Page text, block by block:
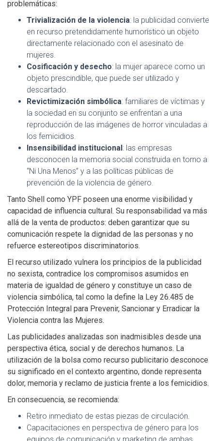
problemáticas:
Trivialización de la violencia: la publicidad convierte
en recurso pretendidamente humorístico un objeto
directamente relacionado con el asesinato de
mujeres.
Cosificación y desecho: la mujer aparece como un
objeto prescindible, que puede ser utilizado y
descartado.
Revictimización simbólica: familiares de víctimas y
la sociedad en su conjunto se enfrentan a una
reproducción de las imágenes de horror vinculadas a
los femicidios.
Insensibilidad institucional: las empresas
desconocen la memoria social construida en torno a
“Ni Una Menos” y a las políticas públicas de
prevención de la violencia de género.
Tanto Shell como YPF poseen una enorme visibilidad y
capacidad de influencia cultural. Su responsabilidad va más
allá de la venta de productos: deben garantizar que su
comunicación respete la dignidad de las personas y no
refuerce estereotipos discriminatorios.
El recurso utilizado vulnera los principios de la publicidad
no sexista, contradice los compromisos asumidos en
materia de igualdad de género y constituye un caso de
violencia simbólica, tal como la define la Ley 26.485 de
Protección Integral para Prevenir, Sancionar y Erradicar la
Violencia contra las Mujeres.
Las publicidades analizadas son inadmisibles desde una
perspectiva ética, social y de derechos humanos. La
utilización de la bolsa como recurso publicitario desconoce
su significado en el contexto argentino, donde representa
dolor, memoria y reclamo de justicia frente a los femicidios.
En consecuencia, se recomienda:
Retiro inmediato de estas piezas de circulación.
Capacitaciones en perspectiva de género para los